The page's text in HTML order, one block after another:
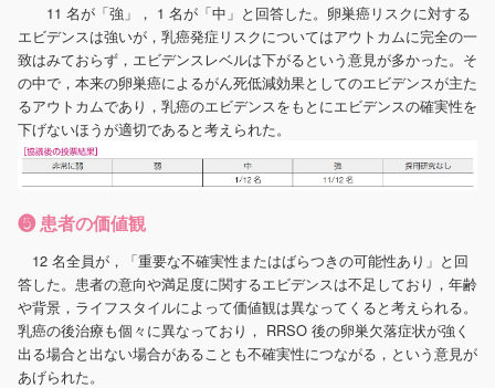
11 名が「強」， 1 名が「中」と回答した。卵巣癌リスクに対する
エビデンスは強いが，乳癌発症リスクについてはアウトカムに完全の一
致はみておらず，エビデンスレベルは下がるという意見が多かった。そ
の中で，本来の卵巣癌によるがん死低減効果としてのエビデンスが主た
るアウトカムであり，乳癌のエビデンスをもとにエビデンスの確実性を
下げないほうが適切であると考えられた。
❺ 患者の価値観
12 名全員が，「重要な不確実性またはばらつきの可能性あり」と回
答した。患者の意向や満足度に関するエビデンスは不足しており，年齢
や背景，ライフスタイルによって価値観は異なってくると考えられる。
乳癌の後治療も個々に異なっており， RRSO 後の卵巣欠落症状が強く
出る場合と出ない場合があることも不確実性につながる，という意見が
あげられた。